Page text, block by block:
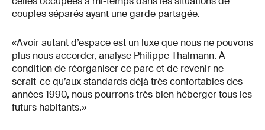
couples séparés ayant une garde partagée.
«Avoir autant d’espace est un luxe que nous ne pouvons
plus nous accorder, analyse Philippe Thalmann. À
condition de réorganiser ce parc et de revenir ne
serait-ce qu’aux standards déjà très confortables des
années 1990, nous pourrons très bien héberger tous les
futurs habitants.»